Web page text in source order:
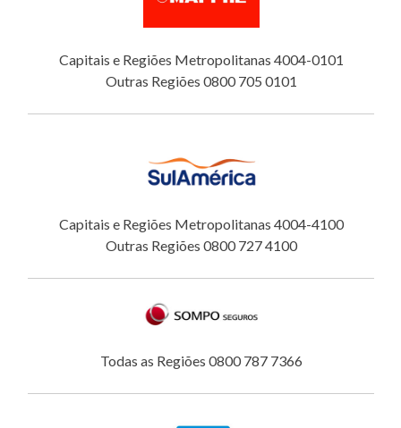
Capitais e Regiões Metropolitanas 4004-0101
Outras Regiões 0800 705 0101
Capitais e Regiões Metropolitanas 4004-4100
Outras Regiões 0800 727 4100
Todas as Regiões 0800 787 7366